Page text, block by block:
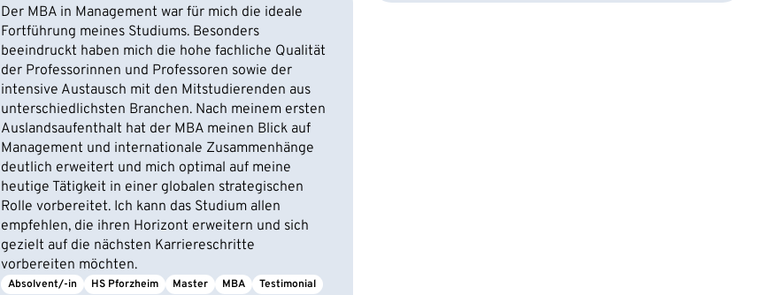
Der MBA in Management war für mich die ideale
Fortführung meines Studiums. Besonders
beeindruckt haben mich die hohe fachliche Qualität
der Professorinnen und Professoren sowie der
intensive Austausch mit den Mitstudierenden aus
unterschiedlichsten Branchen. Nach meinem ersten
Auslandsaufenthalt hat der MBA meinen Blick auf
Management und internationale Zusammenhänge
deutlich erweitert und mich optimal auf meine
heutige Tätigkeit in einer globalen strategischen
Rolle vorbereitet. Ich kann das Studium allen
empfehlen, die ihren Horizont erweitern und sich
gezielt auf die nächsten Karriereschritte
vorbereiten möchten.
Absolvent/-in HS Pforzheim Master MBA Testimonial